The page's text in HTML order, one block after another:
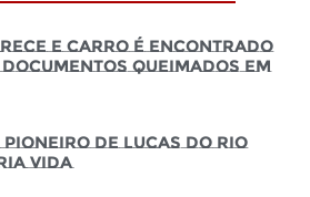
e carro é encontrado
queimados em
de Lucas do Rio
vida